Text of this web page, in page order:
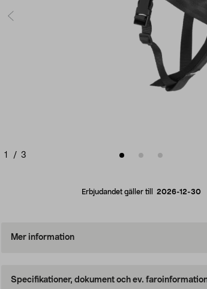
1 / 3
Erbjudandet gäller till 2026-12-30
Mer information
Specifikationer, dokument och ev.